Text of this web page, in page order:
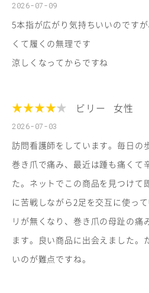
2026-07-09
5本指が広がり気持ちいいのです
くて履くの無理です
涼しくなってからですね
★★★★★ ビリー 女性
2026-07-03
訪問看護師をしています。毎日の
巻き爪で痛み、最近は踵も痛くて
た。ネットでこの商品を見つけて
に苦戦しながら2足を交互に使っ
リが無くなり、巻き爪の母趾の痛
ます。良い商品に出会えました。
いのが難点ですね。